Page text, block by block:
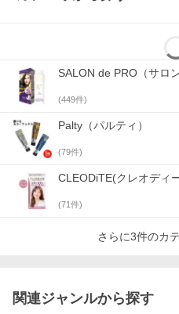
SALON de PRO（サロ
(449件)
Palty（パルティ）
(79件)
CLEODiTE(クレオディ
(71件)
さらに3件のカ
関連ジャンルから探す